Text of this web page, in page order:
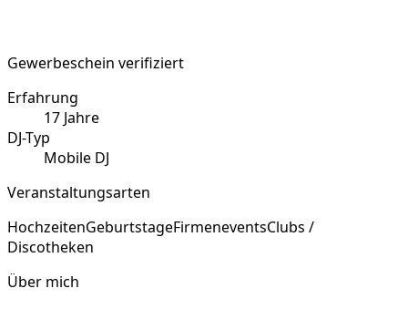
Gewerbeschein verifiziert
Erfahrung
17 Jahre
DJ-Typ
Mobile DJ
Veranstaltungsarten
HochzeitenGeburtstageFirmeneventsClubs /
Discotheken
Über mich